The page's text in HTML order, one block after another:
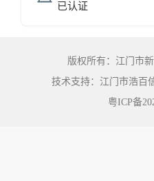
已认证
版权所有：江门市
技术支持：江门市浩百
粤ICP备